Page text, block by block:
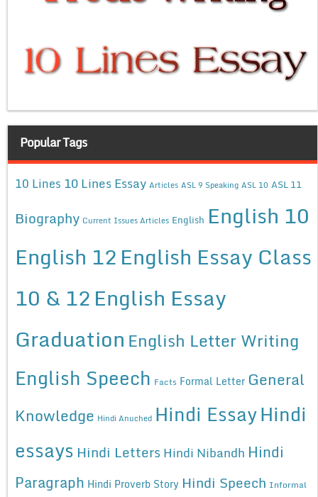
Popular Tags
10 Lines 10 Lines Essay Articles ASL 9 Speaking ASL 10 ASL 11
Biography Current Issues Articles English English 10
English 12English Essay Class
10 & 12English Essay
Graduation English Letter Writing
English Speech Facts Formal Letter General
Knowledge Hindi Anuched Hindi EssayHindi
essays Hindi Letters Hindi Nibandh Hindi
Paragraph Hindi Proverb Story Hindi Speech Informal